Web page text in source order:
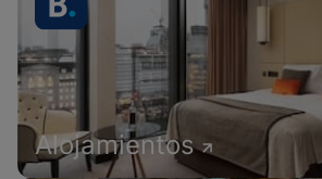
Alojamientos